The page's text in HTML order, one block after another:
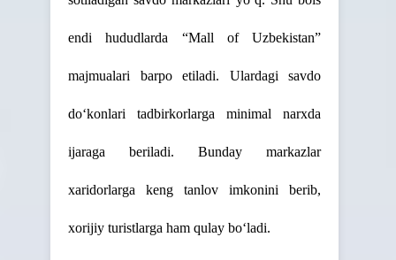
endi hududlarda “Mall of Uzbekistan”
majmualari barpo etiladi. Ulardagi savdo
do‘konlari tadbirkorlarga minimal narxda
ijaraga beriladi. Bunday markazlar
xaridorlarga keng tanlov imkonini berib,
xorijiy turistlarga ham qulay bo‘ladi.